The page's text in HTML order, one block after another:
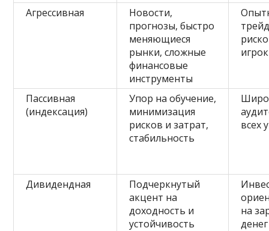
Агрессивная
Новости,
прогнозы, быстро
меняющиеся
рынки, сложные
финансовые
инструменты
Пассивная
(индексация)
Упор на обучение,
минимизация
рисков и затрат,
стабильность
всех
Дивидендная
Подчеркнутый
акцент на
доходность и
устойчивость
на
денег